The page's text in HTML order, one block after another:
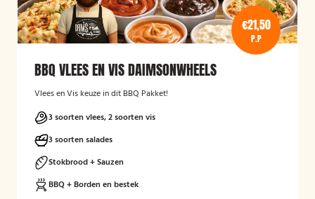
€21,50
P.P
BBQ VLEES EN VIS DAIMSONWHEELS
Vlees en Vis keuze in dit BBQ Pakket!
3 soorten vlees, 2 soorten vis
3 soorten salades
Stokbrood + Sauzen
BBQ + Borden en bestek